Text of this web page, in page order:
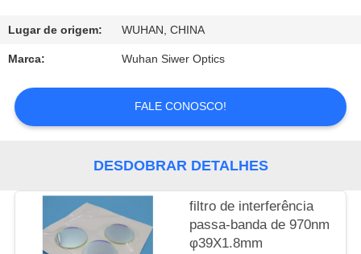
DA
QUALIDADE
CONTACTE-
NOS
PEÇA
UMAS
CITAÇÕES
Lugar de origem: WUHAN, CHINA
Marca: Wuhan Siwer Optics
FALE CONOSCO!
DESDOBRAR DETALHES
filtro de interferência
passa-banda de 970nm
φ39X1.8mm